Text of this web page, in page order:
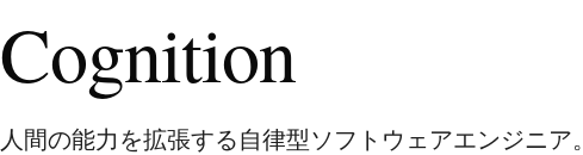
Cognition
人間の能力を拡張する自律型ソフトウェアエンジニア。